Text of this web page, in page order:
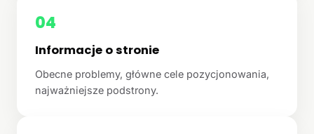
04
Informacje o stronie
Obecne problemy, główne cele pozycjonowania,
najważniejsze podstrony.